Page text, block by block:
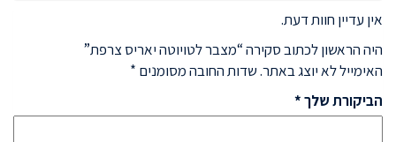
אין עדיין חוות דעת.
היה הראשון לכתוב סקירה “מצבר לטויוטה יאריס צרפת”
האימייל לא יוצג באתר.שדות החובה מסומנים *
הביקורת שלך*